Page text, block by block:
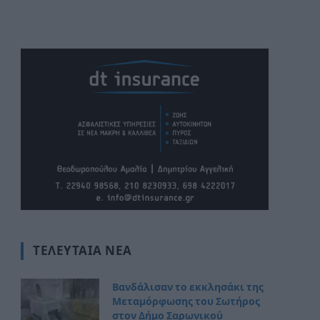
ΤΕΛΕΥΤΑΊΑ ΝΈΑ
Βανδάλισαν το εκκλησάκι της
Μεταμόρφωσης του Σωτήρος
στον Δήμο Σαρωνικού